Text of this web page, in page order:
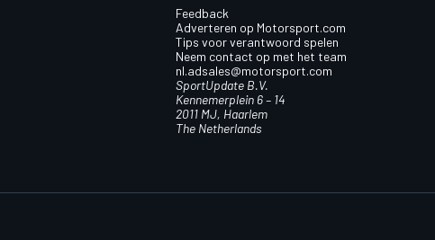
Feedback
Adverteren op Motorsport.com
Tips voor verantwoord spelen
Neem contact op met het team
nl.adsales@motorsport.com
SportUpdate B.V.
Kennemerplein 6 – 14
2011 MJ, Haarlem
The Netherlands